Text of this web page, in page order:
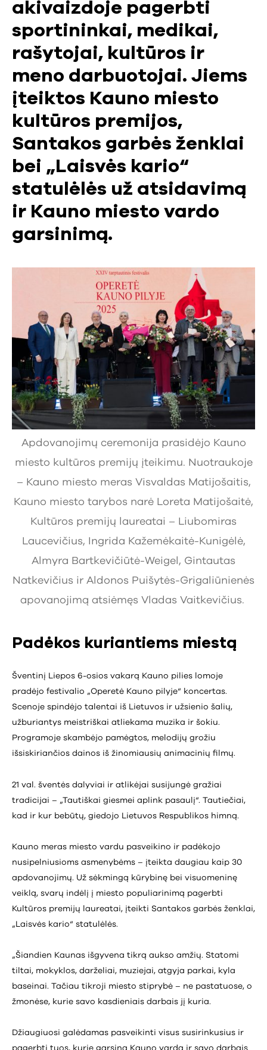
akivaizdoje pagerbti
sportininkai, medikai,
rašytojai, kultūros ir
meno darbuotojai. Jiems
įteiktos Kauno miesto
kultūros premijos,
Santakos garbės ženklai
bei „Laisvės kario“
statulėlės už atsidavimą
ir Kauno miesto vardo
garsinimą.
Apdovanojimų ceremonija prasidėjo Kauno
miesto kultūros premijų įteikimu. Nuotraukoje
– Kauno miesto meras Visvaldas Matijošaitis,
Kauno miesto tarybos narė Loreta Matijošaitė,
Kultūros premijų laureatai – Liubomiras
Laucevičius, Ingrida Kažemėkaitė-Kunigėlė,
Almyra Bartkevičiūtė-Weigel, Gintautas
Natkevičius ir Aldonos Puišytės-Grigaliūnienės
apovanojimą atsiėmęs Vladas Vaitkevičius.
Padėkos kuriantiems miestą
Šventinį Liepos 6-osios vakarą Kauno pilies lomoje
pradėjo festivalio „Operetė Kauno pilyje“ koncertas.
Scenoje spindėjo talentai iš Lietuvos ir užsienio šalių,
užburiantys meistriškai atliekama muzika ir šokiu.
Programoje skambėjo pamėgtos, melodijų grožiu
išsiskiriančios dainos iš žinomiausių animacinių filmų.
21 val. šventės dalyviai ir atlikėjai susijungė gražiai
tradicijai – „Tautiškai giesmei aplink pasaulį“. Tautiečiai,
kad ir kur bebūtų, giedojo Lietuvos Respublikos himną.
Kauno meras miesto vardu pasveikino ir padėkojo
nusipelniusioms asmenybėms – įteikta daugiau kaip 30
apdovanojimų. Už sėkmingą kūrybinę bei visuomeninę
veiklą, svarų indėlį į miesto populiarinimą pagerbti
Kultūros premijų laureatai, įteikti Santakos garbės ženklai,
„Laisvės kario“ statulėlės.
„Šiandien Kaunas išgyvena tikrą aukso amžių. Statomi
tiltai, mokyklos, darželiai, muziejai, atgyja parkai, kyla
baseinai. Tačiau tikroji miesto stiprybė – ne pastatuose, o
žmonėse, kurie savo kasdieniais darbais jį kuria.
Džiaugiuosi galėdamas pasveikinti visus susirinkusius ir